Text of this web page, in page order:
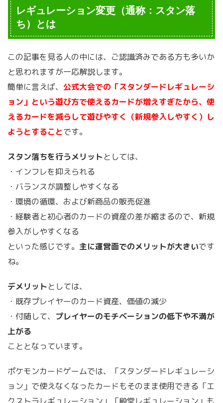
レギュレーション変更（通称：スタン落
ち）とは
この記事を見る人の中には、ご認識済みである方も多いか
と思われますが一応解説します。
簡単に言えば、 公式大会での「スタンダードレギュレーシ
ョン」という遊び方で使えるカードが増えすぎたから、使
えるカードを減らして遊びやすく（新規参入しやすく）し
ようとすることです。
スタン落ちを行うメリットとしては、
・インフレを抑えられる
・バランスが調整しやすくなる
・環境の循環、および新商品の販売促進
・経験者と初心者のカードの資産の差が縮まるので、新規
参入がしやすくなる
といった感じです。 主に運営面でのメリットが大きいです
ね。
デメリットとしては、
・既存プレイヤーのカード資産、価値の減少
・付随して、 プレイヤーのモチベーションの低下や不満が
上がる
こととなっています。
ポケモンカードゲームでは、「スタンダードレギュレーシ
ョン」で使えなくなったカードもそのまま使用できる「エ